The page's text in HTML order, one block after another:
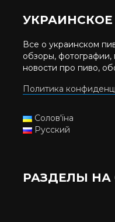
Все о украинском
обзоры, фотографии,
новости про пиво,
Политика
Солов'їна
Русский
РАЗДЕЛЫ НА